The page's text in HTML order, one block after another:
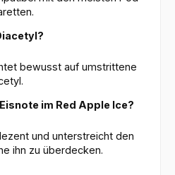
bewusst auf umstrittene
im Red Apple Ice?
und unterstreicht den
ihn zu überdecken.